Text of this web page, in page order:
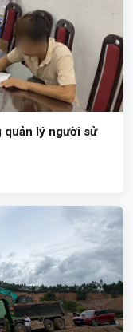
quản lý người sử